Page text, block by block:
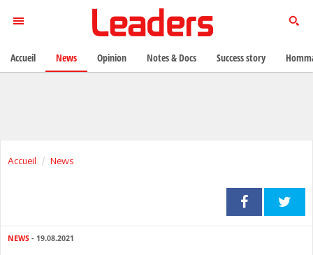
Accueil News
NEWS - 19.08.2021
Accueil News Opinion Notes & Docs Success story